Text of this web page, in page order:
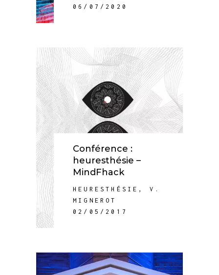
06/07/2020
Conférence :
heuresthésie –
MindFhack
HEURESTHÉSIE , V.
MIGNEROT
02/05/2017